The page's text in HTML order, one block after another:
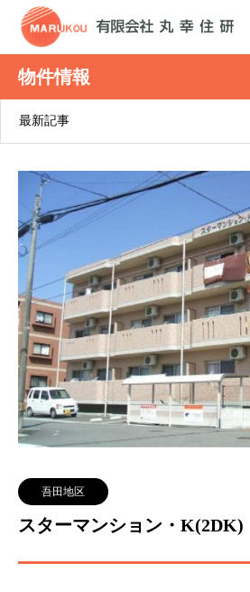
物件情報
最新記事
吾田地区
スターマンション・K(2DK)